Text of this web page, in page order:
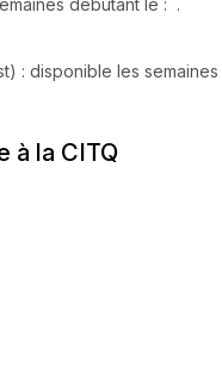
: disponible les
à la CITQ